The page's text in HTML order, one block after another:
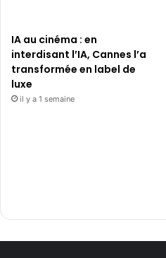
IA au cinéma : en
interdisant l’IA, Cannes l’a
transformée en label de
luxe
il y a 1 semaine